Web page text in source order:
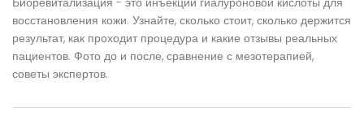
восстановления кожи. Узнайте, сколько стоит, сколько держится
результат, как проходит процедура и какие отзывы реальных
пациентов. Фото до и после, сравнение с мезотерапией,
советы экспертов.